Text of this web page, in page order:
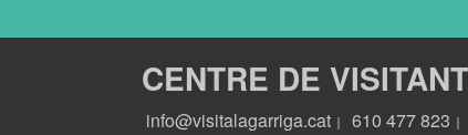
CENTRE DE
info@visitalagarriga.cat 610 477 823